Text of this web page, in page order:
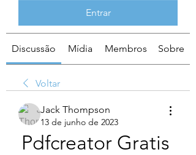
Entrar
Discussão Mídia Membros Sobre
Voltar
Jack Thompson
13 de junho de 2023
Pdfcreator Gratis